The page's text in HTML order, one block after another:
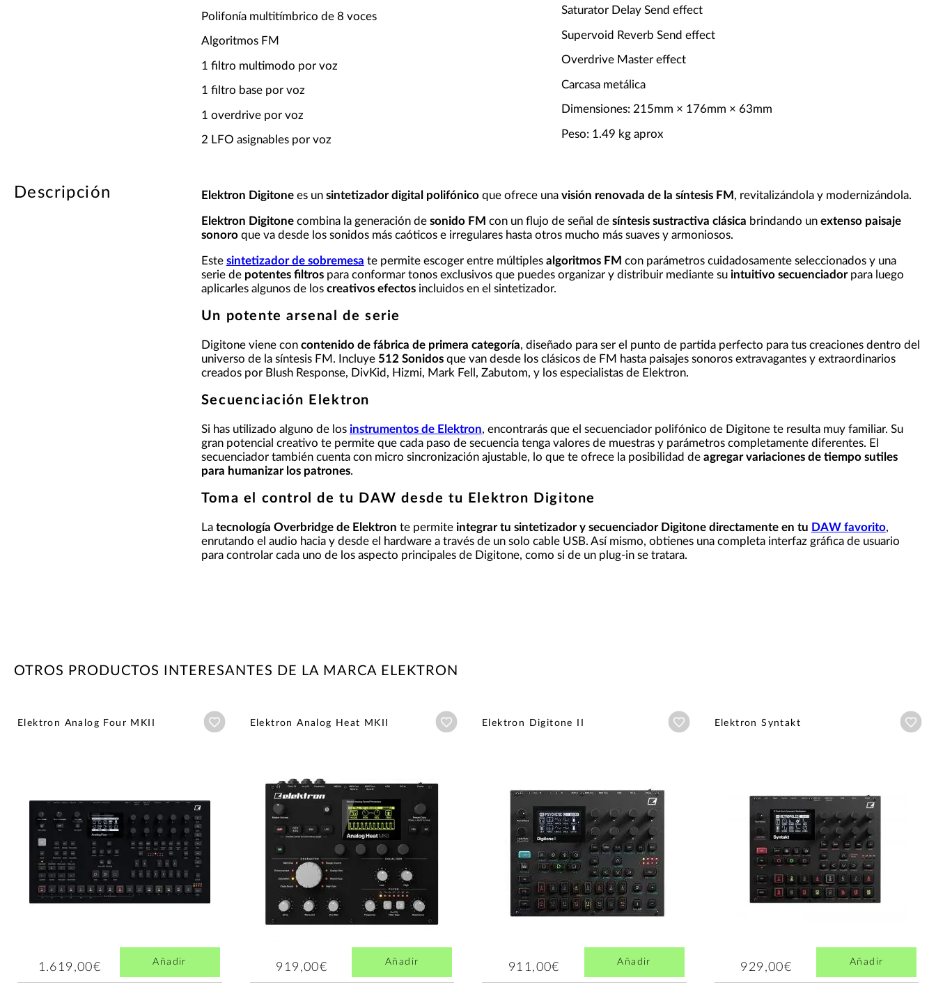
Polifonía multitímbrico de 8 voces
Algoritmos FM
1 filtro multimodo por voz
1 filtro base por voz
1 overdrive por voz
2 LFO asignables por voz
Saturator Delay Send effect
Supervoid Reverb Send effect
Overdrive Master effect
Carcasa metálica
Dimensiones: 215mm × 176mm × 63mm
Peso: 1.49 kg aprox
Descripción Elektron Digitonees un sintetizador digital polifónico que ofrece una visión renovada de la síntesis FM , revitalizándola y modernizándola.
Elektron Digitone combina la generación de sonido FM con un flujo de señal de síntesis sustractiva clásica brindando un extenso paisaje
sonoroque va desde los sonidos más caóticos e irregulares hasta otros mucho más suaves y armoniosos.
Este sintetizador de sobremesa te permite escoger entre múltiples algoritmos FM con parámetros cuidadosamente seleccionados y una
serie de potentes filtrospara conformar tonos exclusivos que puedes organizar y distribuir mediante su intuitivo secuenciadorpara luego
aplicarles algunos de los creativos efectosincluidos en el sintetizador.
Un potente arsenal de serie
Digitone viene concontenido de fábrica de primera categoría, diseñado para ser el punto de partida perfecto para tus creaciones dentro del
universo de la síntesis FM. Incluye 512 Sonidosque van desde los clásicos de FM hasta paisajes sonoros extravagantes y extraordinarios
creados por Blush Response, DivKid, Hizmi, Mark Fell, Zabutom, y los especialistas de Elektron.
Secuenciación Elektron
Si has utilizado alguno de los instrumentos de Elektron, encontrarás que el secuenciador polifónico de Digitone te resulta muy familiar. Su
gran potencial creativo te permite que cada paso de secuencia tenga valores de muestras y parámetros completamente diferentes. El
secuenciador también cuenta con micro sincronización ajustable, lo que te ofrece la posibilidad de agregar variaciones de tiempo sutiles
para humanizar los patrones.
Toma el control de tu DAW desde tu Elektron Digitone
La tecnología Overbridge de Elektron te permite integrar tu sintetizador y secuenciador Digitone directamente en tu DAW favorito,
enrutando el audio hacia y desde el hardware a través de un solo cable USB. Así mismo, obtienes una completa interfaz gráfica de usuario
para controlar cada uno de los aspecto principales de Digitone, como si de un plug-in se tratara.
OTROS PRODUCTOS INTERESANTES DE LA MARCA ELEKTRON
Elektron Analog Four MKII Añadir a wishlist
1.619,00€ Añadir
Elektron Analog Heat MKII Añadir a wishlist
919,00€ Añadir
Elektron Digitone II Añadir a wishlist
911,00€ Añadir
Elektron Syntakt
929,00€ Añadir